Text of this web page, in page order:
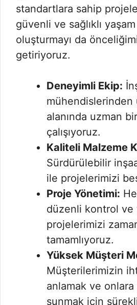
standartlara sahip
güvenli ve sağlıklı yaşam
oluşturmayı da
getiriyoruz.
Deneyimli Ekip:
mühendislerinden
alanında uzman
çalışıyoruz.
Kaliteli Malzeme
Sürdürülebilir
ile projelerimizi
Proje Yönetimi:
düzenli kontrol ve
projelerimizi
tamamlıyoruz.
Yüksek Müşteri
Müşterilerimizin
anlamak ve
sunmak için